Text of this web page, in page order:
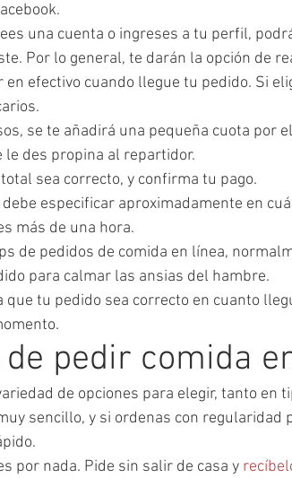
una cuenta o ingreses a tu perfil,
Por lo general, te darán la opción de
en efectivo cuando llegue tu pedido. Si
se te añadirá una pequeña cuota por
le des propina al repartidor.
sea correcto, y confirma tu pago.
especificar aproximadamente en
más de una hora.
de pedidos de comida en línea,
para calmar las ansias del hambre.
que tu pedido sea correcto en cuanto
pedir comida
de opciones para elegir, tanto en
sencillo, y si ordenas con
por nada. Pide sin salir de casa y